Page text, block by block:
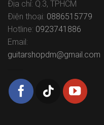
Địa chỉ: Q.3, TPHCM
Điện thoại: 0886515779
Hotline: 0923741886
Email:
guitarshopdm@gmail.com